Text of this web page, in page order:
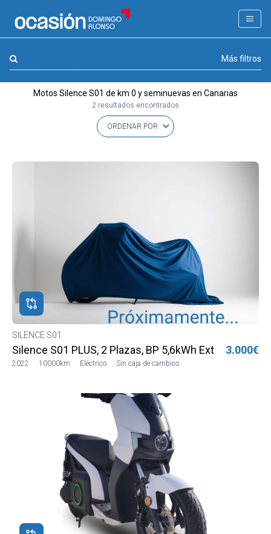
FILTROS
APPROVED
Carrocería, año y Kms. (0)
Más filtros
Motos Silence S01 de km 0 y seminuevas en Canarias
2 resultados encontrados
SILENCE S01
Silence S01 PLUS, 2 Plazas, BP 5,6kWh Ext
2022 10000km Eléctrico Sin caja de cambios
3.000€